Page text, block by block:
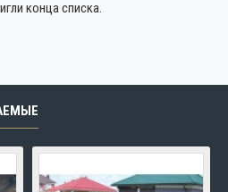
конца списка.